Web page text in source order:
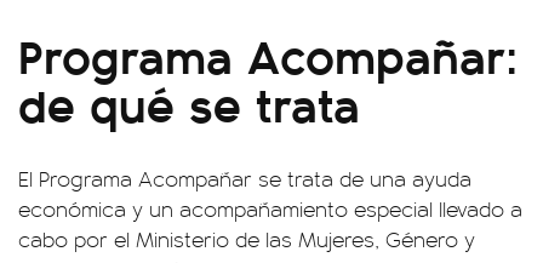
Programa Acompañar:
de qué se trata
El Programa Acompañar se trata de una ayuda
económica y un acompañamiento especial llevado a
cabo por el Ministerio de las Mujeres, Género y